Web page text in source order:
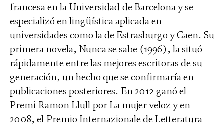
francesa en la Universidad de Barcelona y se
especializó en lingüística aplicada en
universidades como la de Estrasburgo y Caen. Su
primera novela, Nunca se sabe (1996), la situó
rápidamente entre las mejores escritoras de su
generación, un hecho que se confirmaría en
publicaciones posteriores. En 2012 ganó el
Premi Ramon Llull por La mujer veloz y en
2008, el Premio Internazionale de Letteratura